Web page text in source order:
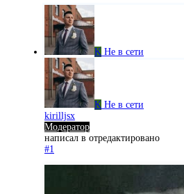
K Не в сети
K Не в сети
kirilljsx
Модератор
написал в отредактировано
#1